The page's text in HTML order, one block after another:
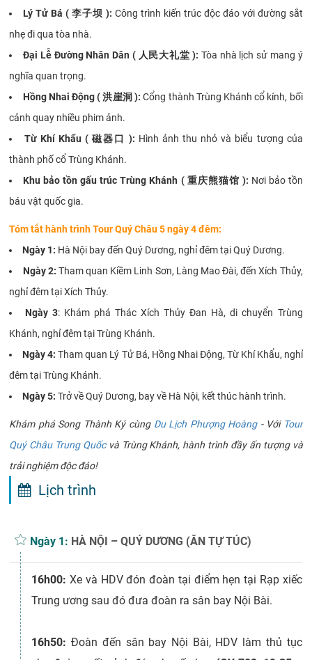
Lý Tử Bá ( 李子坝 ): Công trình kiến trúc độc đáo với đường sắt
nhẹ đi qua tòa nhà.
Đại Lễ Đường Nhân Dân ( 人民大礼堂 ): Tòa nhà lịch sử mang ý
nghĩa quan trọng.
Hồng Nhai Động( 洪崖洞 ):Cổng thành Trùng Khánh cổ kính, bối
cảnh quay nhiều phim ảnh.
Từ Khí Khẩu ( 磁器口 ): Hình ảnh thu nhỏ và biểu tượng của
thành phố cổ Trùng Khánh.
Khu bảo tồn gấu trúc Trùng Khánh ( 重庆熊猫馆 ): Nơi bảo tồn
báu vật quốc gia.
Tóm tắt hành trình Tour Quý Châu 5 ngày 4 đêm:
Ngày 1: Hà Nội bay đến Quý Dương, nghỉ đêm tại Quý Dương.
Ngày 2: Tham quan Kiềm Linh Sơn, Làng Mao Đài, đến Xích Thủy,
nghỉ đêm tại Xích Thủy.
Ngày 3: Khám phá Thác Xích Thủy Đan Hà, di chuyển Trùng
Khánh, nghỉ đêm tại Trùng Khánh.
Ngày 4: Tham quan Lý Tử Bá, Hồng Nhai Động, Từ Khí Khẩu, nghỉ
đêm tại Trùng Khánh.
Ngày 5: Trở về Quý Dương, bay về Hà Nội, kết thúc hành trình.
Khám phá Song Thành Ký cùng Du Lịch Phượng Hoàng- Với Tour
Quý Châu Trung Quốcvà Trùng Khánh, hành trình đầy ấn tượng và
trải nghiệm độc đáo!
Lịch trình
Ngày 1: HÀ NỘI – QUÝ DƯƠNG (ĂN TỰ TÚC)
16h00:Xe và HDV đón đoàn tại điểm hẹn tại Rạp xiếc
Trung ương sau đó đưa đoàn ra sân bay Nội Bài.
16h50:Đoàn đến sân bay Nội Bài, HDV làm thủ tục